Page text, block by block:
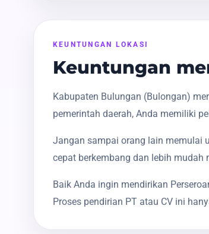
KEUNTUNGAN LOKASI
Keuntungan
Kabupaten Bulungan (Bulongan)
pemerintah daerah, Anda memiliki
Jangan sampai orang lain memulai
cepat berkembang dan lebih mudah
Baik Anda ingin mendirikan
Proses pendirian PT atau CV ini